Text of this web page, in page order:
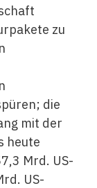
zu
die
mit der
heute
Mrd. US-
US-